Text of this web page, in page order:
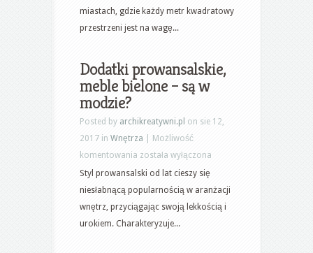
–
zestawy
miastach, gdzie każdy metr kwadratowy
przestrzeni jest na wagę...
Dodatki prowansalskie,
meble bielone – są w
modzie?
Posted by archikreatywni.pl on sie 12,
2017 in Wnętrza
Możliwość
komentowania Dodatki
prowansalskie,
meble
bielone
–
została wyłączona
Styl prowansalski od lat cieszy się
niesłabnącą popularnością w aranżacji
wnętrz, przyciągając swoją lekkością i
urokiem. Charakteryzuje...